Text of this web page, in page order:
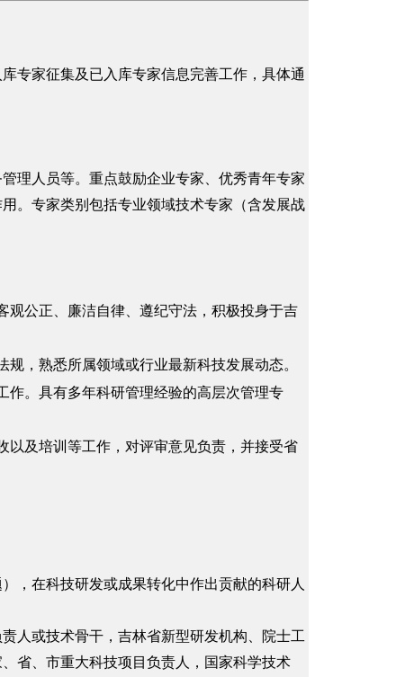
家征集及已入库专家信息完善工作，具体通
人员等。重点鼓励企业专家、优秀青年专家
。专家类别包括专业领域技术专家（含发展战
观公正、廉洁自律、遵纪守法，积极投身于吉
，熟悉所属领域或行业最新科技发展动态。
作。具有多年科研管理经验的高层次管理专
以及培训等工作，对评审意见负责，并接受省
在科技研发或成果转化中作出贡献的科研人
或技术骨干，吉林省新型研发机构、院士工
省、市重大科技项目负责人，国家科学技术